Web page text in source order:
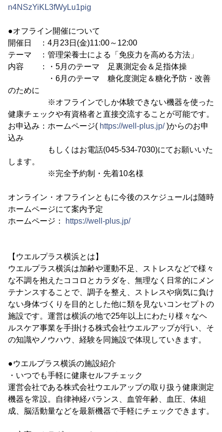
n4NSzYiKL3fWyLu1pig
●オフライン開催について
開催日 ：4月23日(金)11:00～12:00
テーマ ：管理栄養士による「免疫力を高める方法」
内容 ：・5月のテーマ 足裏測定会＆足指体操
・6月のテーマ 糖化度測定＆糖化予防・改善
のために
※オフラインでしか体験できない機器を使った
健康チェックや有資格者と直接交流することが可能です。
お申込み：ホームページ( https://well-plus.jp/)からのお申
込み
もしくはお電話(045-534-7030)にてお願いいた
します。
※完全予約制・先着10名様
オンライン・オフラインともに今後のスケジュールは随時
ホームページにて案内予定
ホームページ：
https://well-plus.jp/
【ウエルプラス横浜とは】
ウエルプラス横浜は加齢や運動不足、ストレスなどで様々
な不調を抱えたココロとカラダを、無理なく日常的にメン
テナンスすることで、調子を整え、ストレスや病気に負け
ない身体づくりを目的とした他に類を見ないコンセプトの
施設です。運営は横浜の地で25年以上にわたり様々なヘ
ルスケア事業を手掛ける株式会社ウエルアップが行い、そ
の知識やノウハウ、経験を同施設で体現していきます。
●ウエルプラス横浜の施設紹介
・いつでも手軽に健康セルフチェック
運営会社である株式会社ウエルアップの取り扱う健康測定
機器を常設。自律神経バランス、血管年齢、血圧、体組
成、脳活動量などを最新機器で手軽にチェックできます。